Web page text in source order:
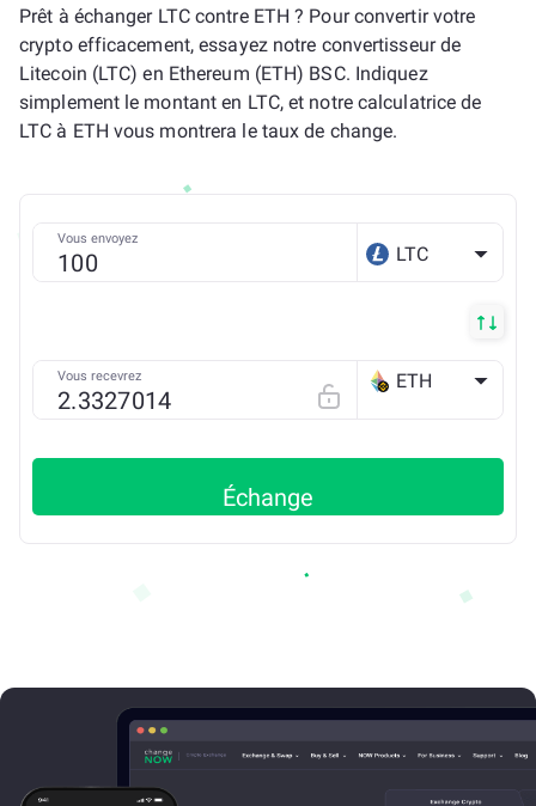
Prêt à échanger LTC contre ETH ? Pour convertir votre
crypto efficacement, essayez notre convertisseur de
Litecoin (LTC) en Ethereum (ETH) BSC. Indiquez
simplement le montant en LTC, et notre calculatrice de
LTC à ETH vous montrera le taux de change.
Vous envoyez
LTC
Vous recevrez ETH
Échange